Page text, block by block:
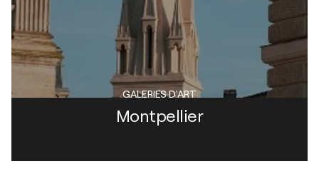
Montpellier
GALERIES D'ART